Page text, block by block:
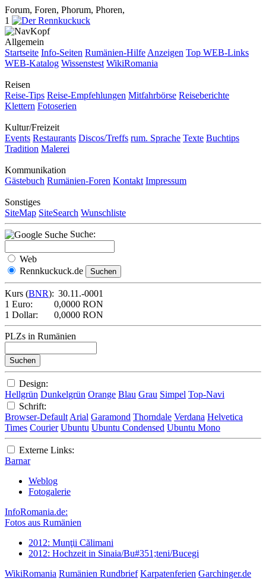
Forum, Foren, Phorum, Phoren,
1
Allgemein
Startseite Info-Seiten Rumänien-Hilfe Anzeigen Top WEB-Links
WEB-Katalog Wissenstest WikiRomania
Reisen
Reise-Tips Reise-Empfehlungen Mitfahrbörse Reiseberichte
Klettern Fotoserien
Kultur/Freizeit
Events Restaurants Discos/Treffs rum. Sprache Texte Buchtips
Tradition Malerei
Kommunikation
Gästebuch Rumänien-Foren Kontakt Impressum
Sonstiges
SiteMap SiteSearch Wunschliste
Suche:
Web
Rennkuckuck.de
Kurs (BNR): 30.11.-0001
1 Euro:
0,0000 RON
1 Dollar:
0,0000 RON
PLZs in Rumänien
Design:
Hellgrün Dunkelgrün Orange Blau Grau Simpel Top-Navi
Schrift:
Browser-Default Arial Garamond Thorndale Verdana Helvetica
Times Courier Ubuntu Ubuntu Condensed Ubuntu Mono
Externe Links:
Barnar
Weblog
Fotogalerie
InfoRomania.de:
Fotos aus Rumänien
2012: Munţii Călimani
2012: Hochzeit in Sinaia/Bu#351;teni/Bucegi
WikiRomania Rumänien Rundbrief Karpatenferien Garchinger.de